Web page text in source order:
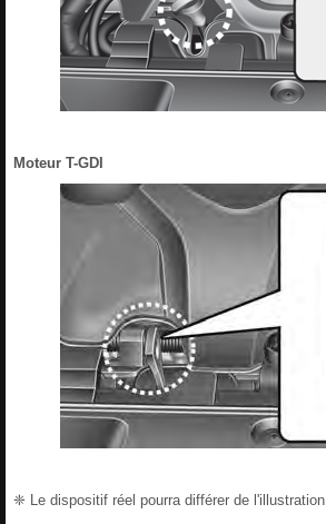
Moteur T-GDI
❈ Le dispositif réel pourra différer de l'illustration.